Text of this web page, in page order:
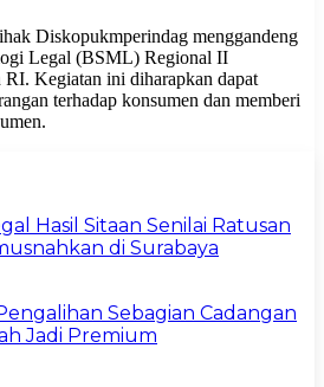
Diskopukmperindag menggandeng
Legal (BSML) Regional II
RI. Kegiatan ini diharapkan dapat
terhadap konsumen dan memberi
Hasil Sitaan Senilai Ratusan
di Surabaya
Sebagian Cadangan
Jadi Premium